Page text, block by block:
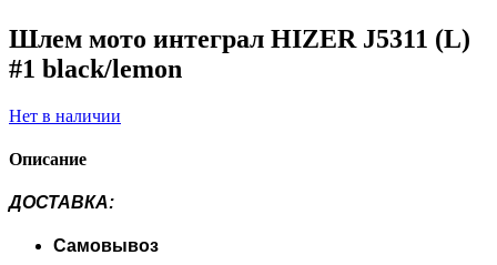
Шлем мото интеграл HIZER J5311 (L)
#1 black/lemon
Нет в наличии
Описание
ДОСТАВКА:
Самовывоз